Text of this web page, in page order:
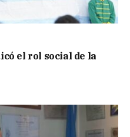
el rol social de la